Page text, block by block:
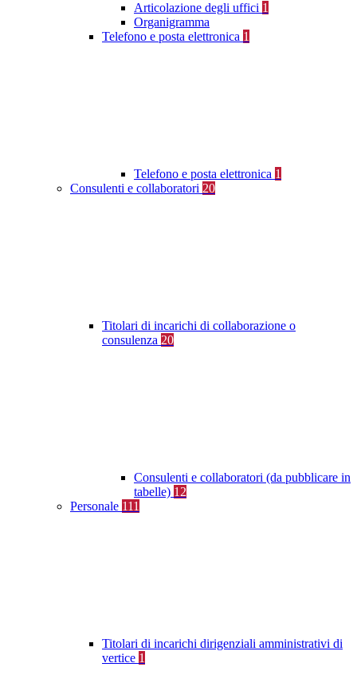
Articolazione degli uffici 1
Organigramma
Telefono e posta elettronica 1
Telefono e posta elettronica 1
Consulenti e collaboratori 20
Titolari di incarichi di collaborazione o
consulenza 20
Consulenti e collaboratori (da pubblicare in
tabelle) 12
Personale 111
Titolari di incarichi dirigenziali amministrativi di
vertice 1